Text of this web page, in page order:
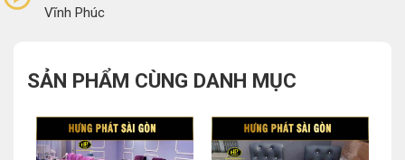
Vĩnh Phúc
SẢN PHẨM CÙNG DANH MỤC